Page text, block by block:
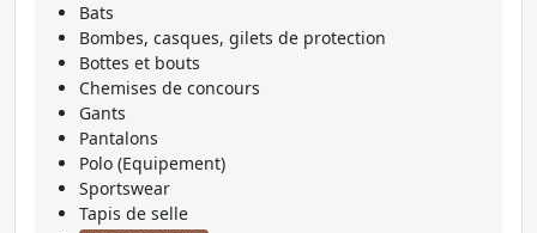
Bats
Bombes, casques, gilets de protection
Bottes et bouts
Chemises de concours
Gants
Pantalons
Polo (Equipement)
Sportswear
Tapis de selle